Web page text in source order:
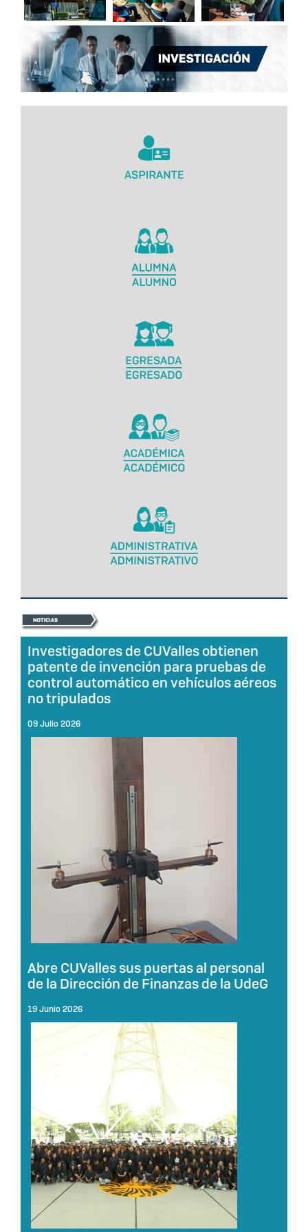
Investigadores de CUValles obtienen
patente de invención para pruebas de
control automático en vehículos aéreos
no tripulados
09 Julio 2026
Abre CUValles sus puertas al personal
de la Dirección de Finanzas de la UdeG
19 Junio 2026